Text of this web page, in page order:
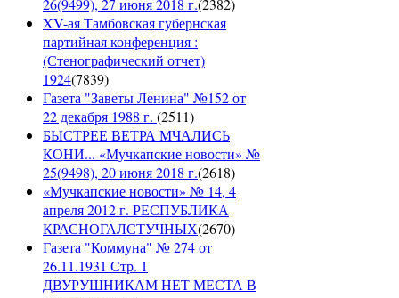
26(9499), 27 июня 2018 г.(2382)
XV-ая Тамбовская губернская
партийная конференция :
(Стенографический отчет)
1924(7839)
Газета "Заветы Ленина" №152 от
22 декабря 1988 г. (2511)
БЫСТРЕЕ ВЕТРА МЧАЛИСЬ
КОНИ... «Мучкапские новости» №
25(9498), 20 июня 2018 г.(2618)
«Мучкапские новости» № 14, 4
апреля 2012 г. РЕСПУБЛИКА
КРАСНОГАЛСТУЧНЫХ(2670)
Газета "Коммуна" № 274 от
26.11.1931 Стр. 1
ДВУРУШНИКАМ НЕТ МЕСТА В